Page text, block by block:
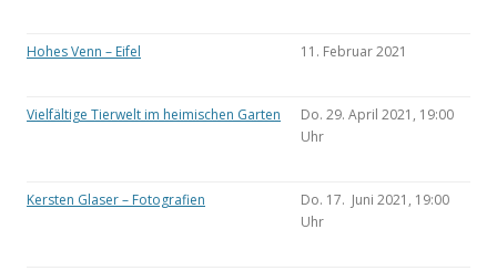
Hohes Venn – Eifel 11. Februar 2021
Vielfältige Tierwelt im heimischen Garten
Do. 29. April 2021, 19:00
Uhr
Kersten Glaser – Fotografien
Do. 17. Juni 2021, 19:00
Uhr